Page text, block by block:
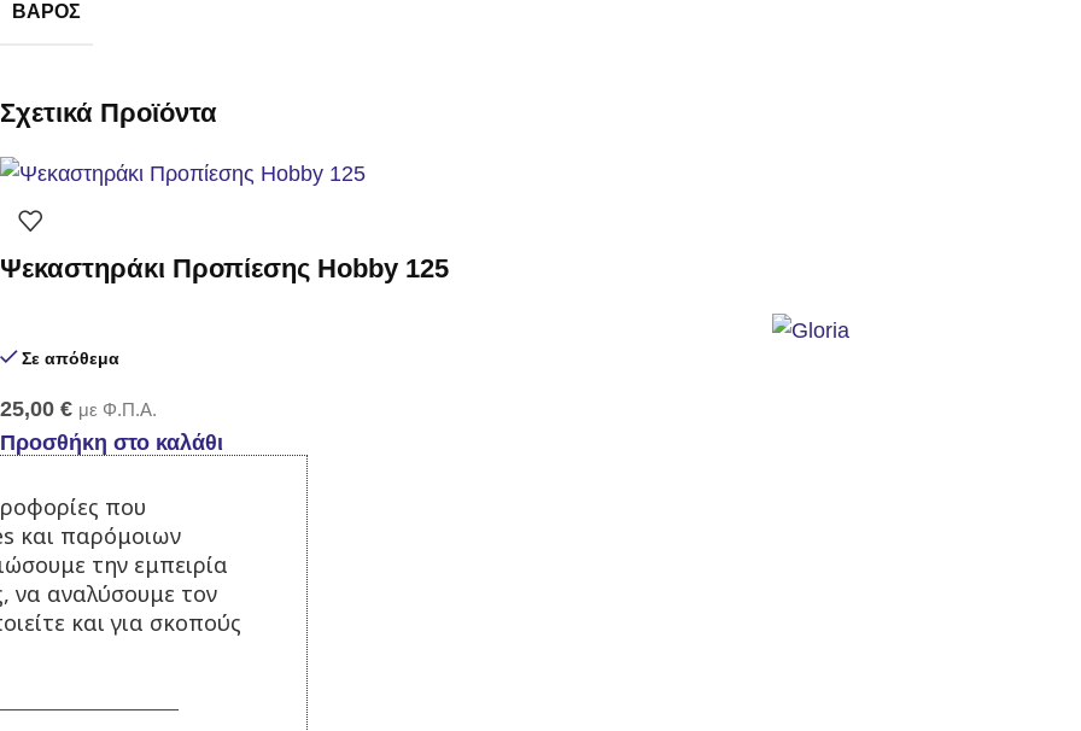
ΒΆΡΟΣ
Σχετικά Προϊόντα
Ψεκαστηράκι Προπίεσης Hobby 125
Σε απόθεμα
25,00 € με Φ.Π.Α.
Προσθήκη στο καλάθι
-47%
Αντλία όμβριων SP400
85,00€ 45,00€ με Φ.Π.Α.
που
και παρόμοιων
την εμπειρία
να αναλύσουμε τον
και για σκοπούς